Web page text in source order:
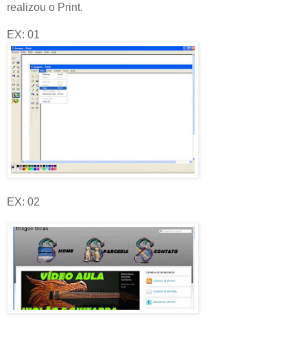
realizou o Print.
EX: 01
EX: 02